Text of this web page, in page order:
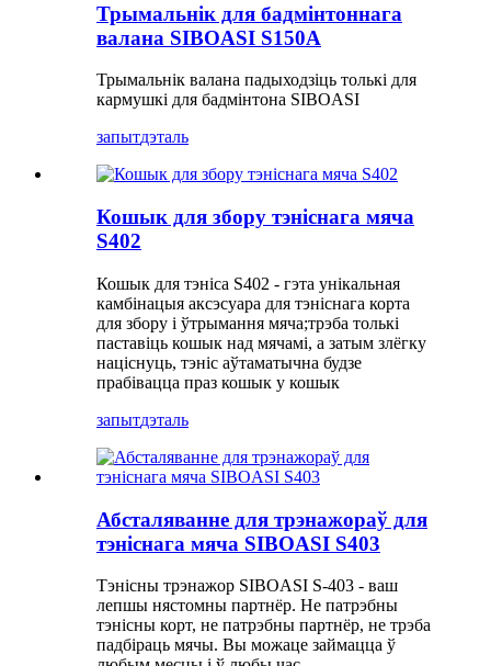
Трымальнік для бадмінтоннага
валана SIBOASI S150A
Трымальнік валана падыходзіць толькі для
кармушкі для бадмінтона SIBOASI
запытдэталь
Кошык для збору тэніснага мяча
S402
Кошык для тэніса S402 - гэта унікальная
камбінацыя аксэсуара для тэніснага корта
для збору і ўтрымання мяча;трэба толькі
паставіць кошык над мячамі, а затым злёгку
націснуць, тэніс аўтаматычна будзе
прабівацца праз кошык у кошык
запытдэталь
Абсталяванне для трэнажораў для
тэніснага мяча SIBOASI S403
Тэнісны трэнажор SIBOASI S-403 - ваш
лепшы нястомны партнёр. Не патрэбны
тэнісны корт, не патрэбны партнёр, не трэба
падбіраць мячы. Вы можаце займацца ў